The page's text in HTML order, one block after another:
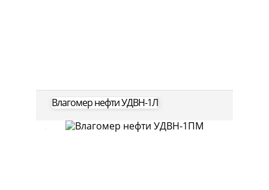
Влагомер нефти УДВН-1Л